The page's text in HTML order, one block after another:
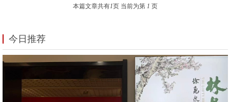
本篇文章共有1页 当前为第 1 页
今日推荐